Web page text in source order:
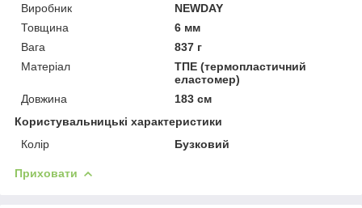
Виробник
NEWDAY
Товщина
6 мм
Вага
837 г
Матеріал
ТПЕ (термопластичний
еластомер)
Довжина
183 см
Користувальницькі характеристики
Колір
Бузковий
Приховати